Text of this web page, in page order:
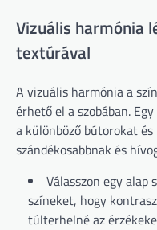
Vizuális harmónia
textúrával
A vizuális harmónia a
érhető el a szobában.
a különböző bútorokat
szándékosabbnak és
Válasszon egy alap
színeket, hogy
túlterhelné az